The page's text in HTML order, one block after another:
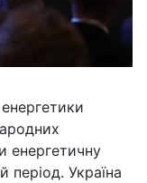
енергетичну
період. Україна